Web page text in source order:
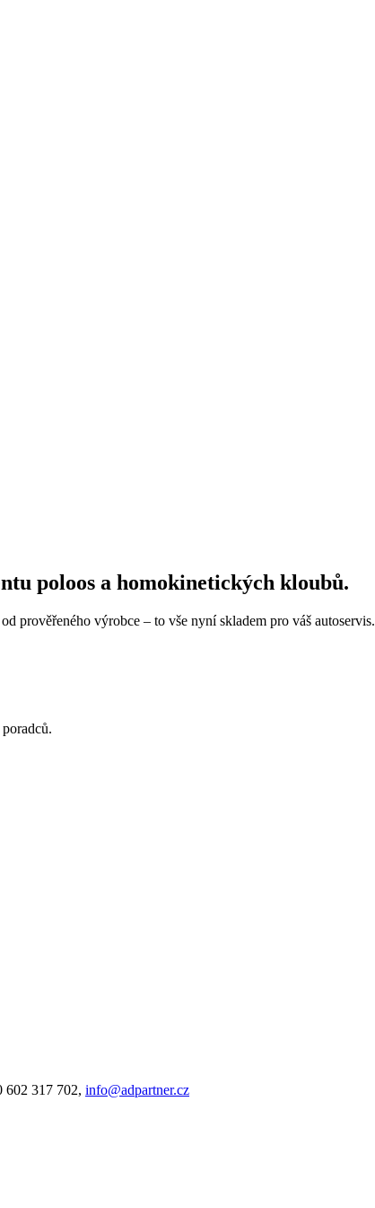
poloos a homokinetických kloubů.
prověřeného výrobce – to vše nyní skladem pro váš autoservis.
602 317 702, info@adpartner.cz